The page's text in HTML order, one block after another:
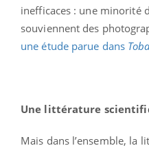
inefficaces : une minorité
souviennent des
une étude parue dans
Une littérature
Mais dans l’ensemble, la